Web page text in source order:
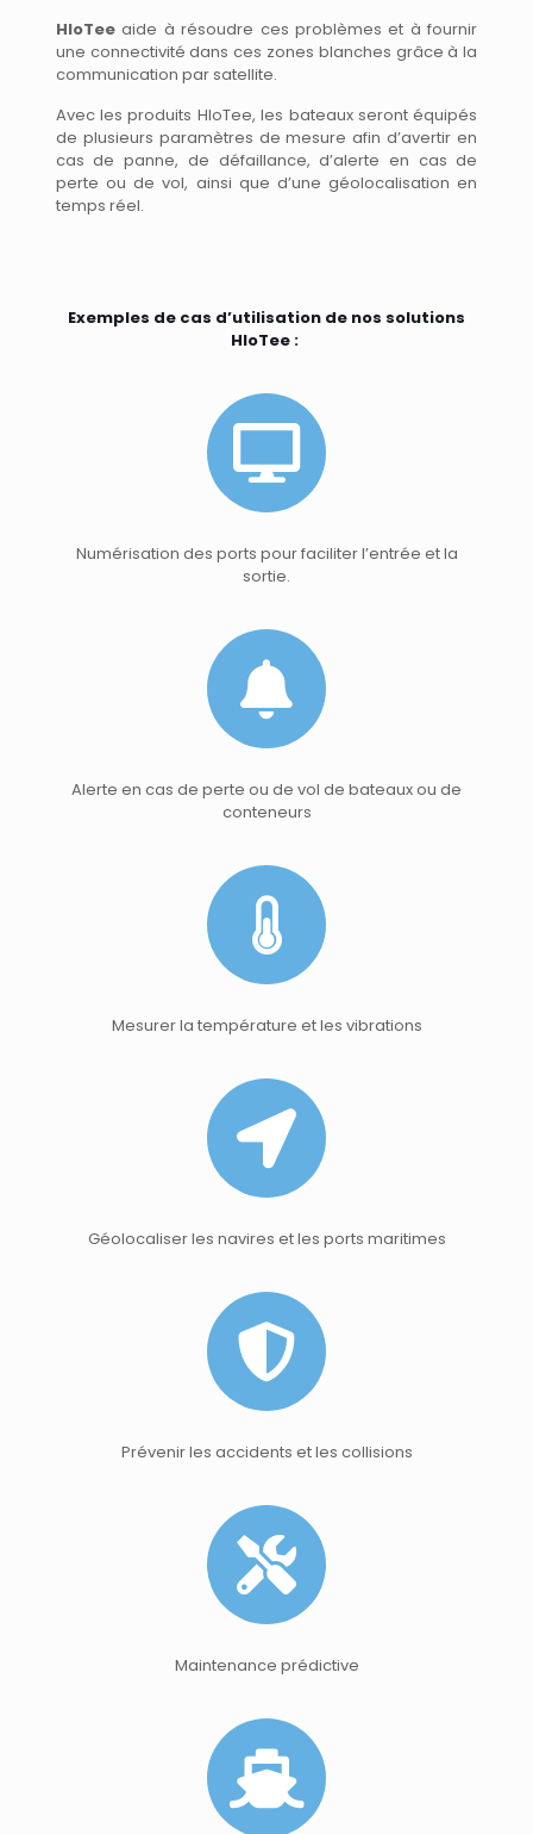
HIoTeeaide à résoudre ces problèmes et à fournir
une connectivité dans ces zones blanches grâce à la
communication par satellite.
Avec les produits HIoTee, les bateaux seront équipés
de plusieurs paramètres de mesure afin d’avertir en
cas de panne, de défaillance, d’alerte en cas de
perte ou de vol, ainsi que d’une géolocalisation en
temps réel.
Exemples de cas d’utilisation de nos solutions
HIoTee :
Numérisation des ports pour faciliter l’entrée et la
sortie.
Alerte en cas de perte ou de vol de bateaux ou de
conteneurs
Mesurer la température et les vibrations
Géolocaliser les navires et les ports maritimes
Prévenir les accidents et les collisions
Maintenance prédictive